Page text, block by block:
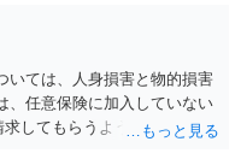
いては、人身損害と物的損害
、任意保険に加入していない
してもらうようお願いして